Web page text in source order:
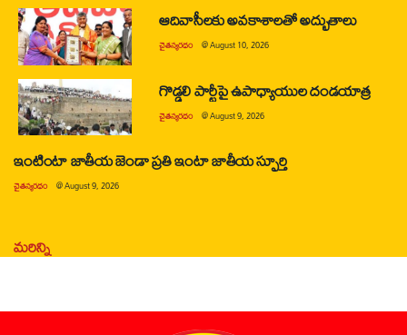
ఆదివాసీలకు అవకాశాలతో అద్భుతాలు
చైతన్యరధం @August 10, 2026
గొడ్డలి పార్టీపై ఉపాధ్యాయుల దండయాత్ర
చైతన్యరధం @August 9, 2026
ఇంటింటా జాతీయ జెండా ప్రతి ఇంటా జాతీయ స్ఫూర్తి
చైతన్యరధం @August 9, 2026
మరిన్ని